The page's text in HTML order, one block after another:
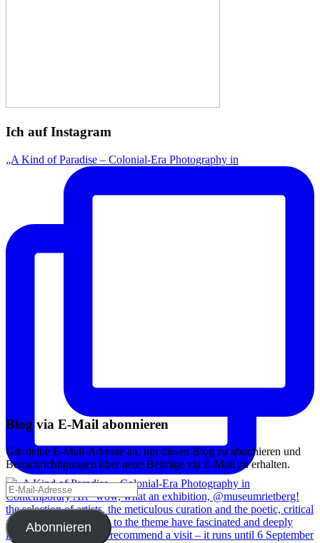
Ich auf Instagram
„A Kind of Paradise – Colonial-Era Photography in
Blog via E-Mail abonnieren
Gib deine E-Mail-Adresse an, um diesen Blog zu abonnieren und
Benachrichtigungen über neue Beiträge via E-Mail zu erhalten.
E-
Mail-
Adresse
Abonnieren